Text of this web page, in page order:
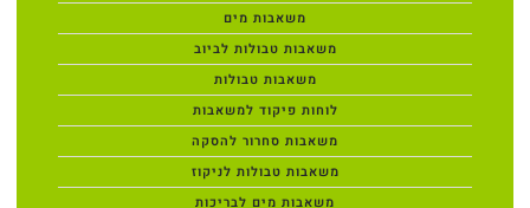
משאבות מים
משאבות טבולות לביוב
משאבות טבולות
לוחות פיקוד למשאבות
משאבות סחרור להסקה
משאבות טבולות לניקוז
משאבות מים לבריכות